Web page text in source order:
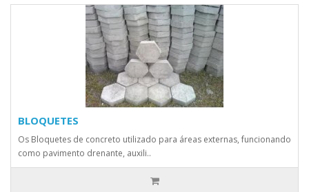
BLOQUETES
Os Bloquetes de concreto utilizado para áreas externas, funcionando
como pavimento drenante, auxili..